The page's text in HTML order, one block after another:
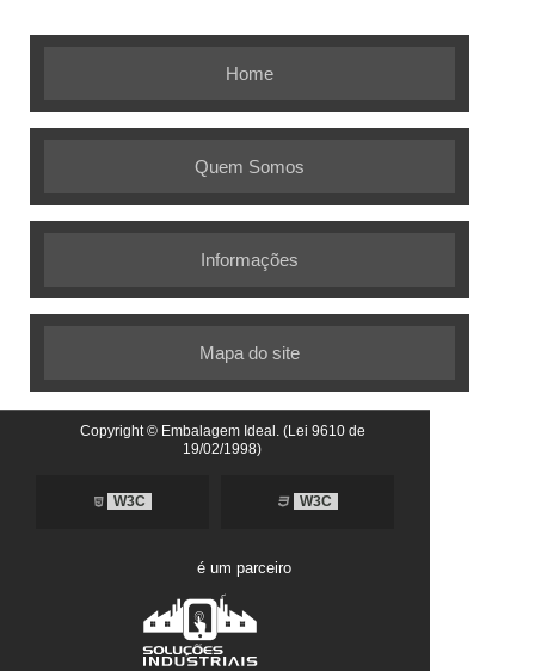
Home
Quem Somos
Informações
Mapa do site
Copyright © Embalagem Ideal. (Lei 9610 de
19/02/1998)
W3C W3C
é um parceiro